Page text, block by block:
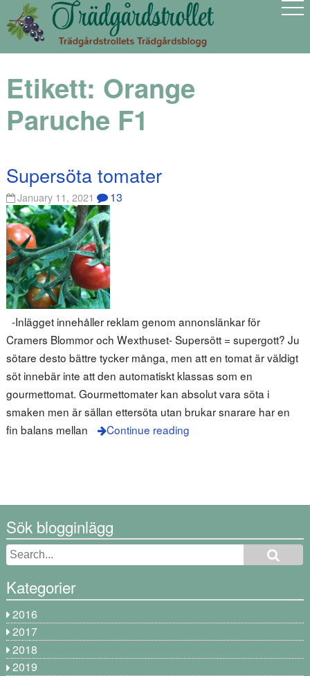
Etikett: Orange
Paruche F1
Supersöta tomater
January 11, 2021 13
-Inlägget innehåller reklam genom annonslänkar för
Cramers Blommor och Wexthuset- Supersött = supergott? Ju
sötare desto bättre tycker många, men att en tomat är väldigt
söt innebär inte att den automatiskt klassas som en
gourmettomat. Gourmettomater kan absolut vara söta i
smaken men är sällan ettersöta utan brukar snarare har en
fin balans mellan
Continue reading
Sök blogginlägg
Kategorier
2016
2017
2018
2019